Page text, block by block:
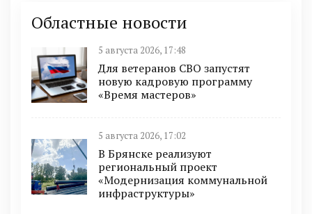
Областные новости
5 августа 2026, 17:48
Для ветеранов СВО запустят
новую кадровую программу
«Время мастеров»
5 августа 2026, 17:02
В Брянске реализуют
региональный проект
«Модернизация коммунальной
инфраструктуры»